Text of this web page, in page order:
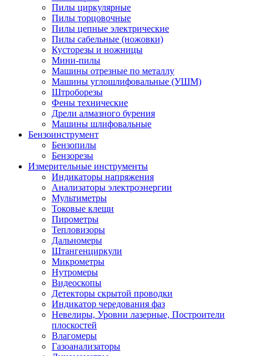
Пилы циркулярные
Пилы торцовочные
Пилы цепные электрические
Пилы сабельные (ножовки)
Кусторезы и ножницы
Мини-пилы
Машины отрезные по металлу
Машины углошлифовальные (УШМ)
Штроборезы
Фены технические
Дрели алмазного бурения
Машины шлифовальные
Бензоинструмент
Бензопилы
Бензорезы
Измерительные инструменты
Индикаторы напряжения
Анализаторы электроэнергии
Мультиметры
Токовые клещи
Пирометры
Тепловизоры
Дальномеры
Штангенциркули
Микрометры
Нутромеры
Видеоскопы
Детекторы скрытой проводки
Индикатор чередования фаз
Невелиры, Уровни лазерные, Построители
плоскостей
Влагомеры
Газоанализаторы